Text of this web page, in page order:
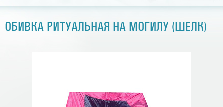
ОБИВКА РИТУАЛЬНАЯ НА МОГИЛУ (ШЕЛК)